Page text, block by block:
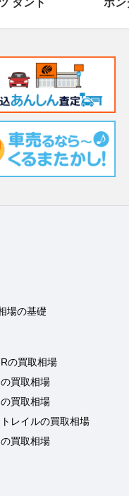
場の基礎
の買取相場
買取相場
買取相場
レイルの買取相場
買取相場